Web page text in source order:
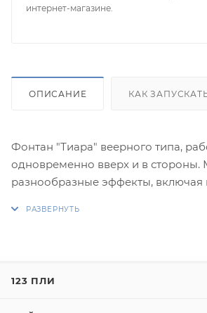
интернет-магазине.
ОПИСАНИЕ КАК
Фонтан "Тиара" веерного типа,
одновременно вверх и в
разнообразные эффекты, включая
1. Поток серебряных искр.
123 ПЛИ